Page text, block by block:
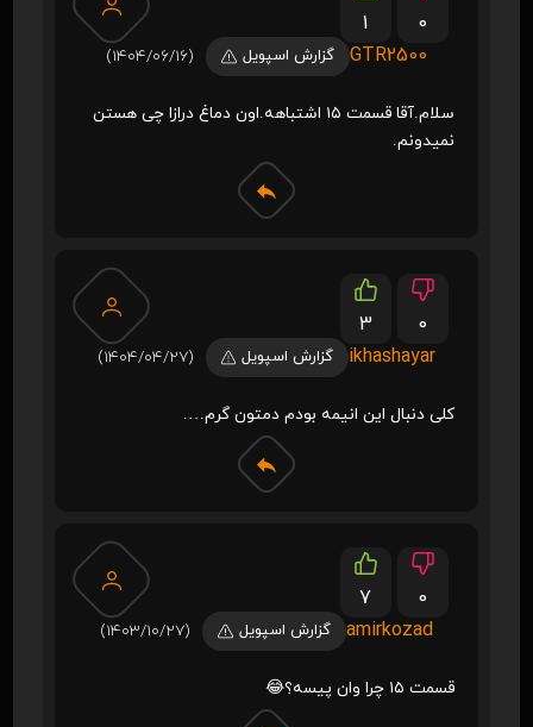
1
0
GTR2500
گزارش اسپویل (1404/06/16)
سلام.آقا قسمت ۱۵ اشتباهه.اون دماغ درازا چی هستن
نمیدونم.
3
0
ikhashayar
گزارش اسپویل (1404/04/27)
کلی دنبال این انیمه بودم دمتون گرم….
7
0
amirkozad
گزارش اسپویل (1403/10/27)
قسمت ۱۵ چرا وان پیسه؟😂